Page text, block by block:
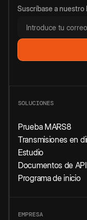
Suscríbase a nuestro
SOLUCIONES
Prueba MARS8
Transmisiones en
Estudio
Documentos de API
Programa de inicio
EMPRESA